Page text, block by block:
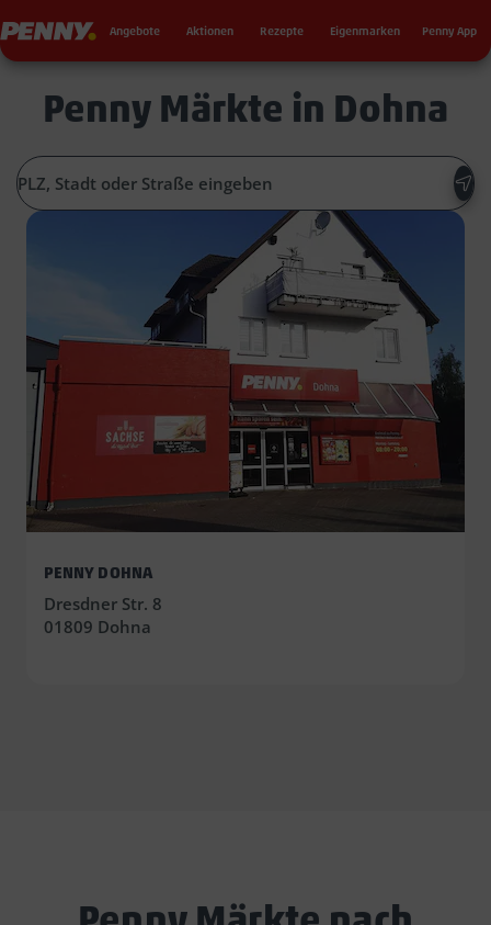
Penny Angebote Aktionen Rezepte Eigenmarken Penny App
Penny Märkte in Dohna
PENNY DOHNA
Dresdner Str. 8
01809 Dohna